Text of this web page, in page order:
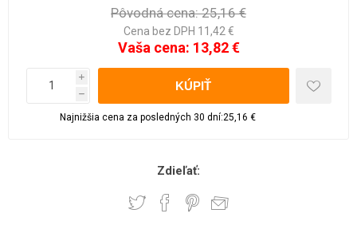
Pôvodná cena: 25,16 €
Cena bez DPH 11,42 €
Vaša cena: 13,82 €
i
h
Najnižšia cena za posledných 30 dní:25,16 €
Zdieľať: